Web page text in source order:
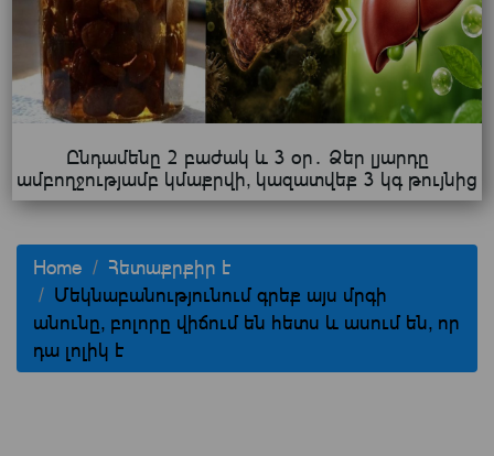
Ընդամենը 2 բաժակ և 3 օր․ Ձեր լյարդը
ամբողջությամբ կմաքրվի, կազատվեք 3 կգ թույնից
Home
Հետաքրքիր է
Մեկնաբանությունում գրեք այս մրգի
անունը, բոլորը վիճում են հետս և ասում են, որ
դա լոլիկ է